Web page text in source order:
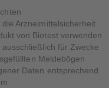
Arzneimittelsicherheit
von Biotest verwenden
für Zwecke
Meldebögen
Daten entsprechend